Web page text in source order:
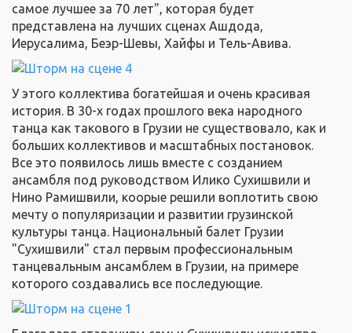
самое лучшее за 70 лет", которая будет
представлена на лучших сценах Ашдода,
Иерусалима, Беэр-Шевы, Хайфы и Тель-Авива.
У этого коллектива богатейшая и очень красивая
история. В 30-х годах прошлого века народного
танца как такового в Грузии не существовало, как и
больших коллективов и масштабных постановок.
Все это появилось лишь вместе с созданием
ансамбля под руководством Илико Сухишвили и
Нино Рамишвили, коорые решили воплотить свою
мечту о популяризации и развитии грузинской
культуры танца. Национальный балет Грузии
"Сухишвили" стал первым профессиональным
танцевальным ансамблем в Грузии, на примере
которого создавались все последующие.